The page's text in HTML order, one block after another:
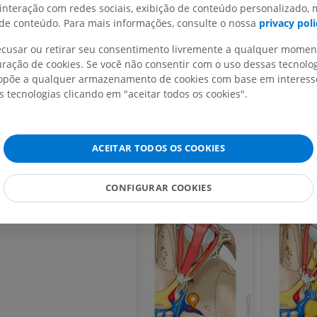
IRM do membro superior
IRM
IRM do ombro
PREMIUM
IRM
Membro
Radiografias
Radiografias
IRM do
PREMIUM
Ressonância
quadril
com redes sociais, exibição de conteúdo personalizado,
conteúdo. Para mais informações, consulte o nossa privacy
ou retirar seu consentimento livremente a qualquer
de cookies. Se você não consentir com o uso dessas
a qualquer armazenamento de cookies com base em
tecnologias clicando em "aceitar todos os cookies".
ACEITAR TODOS OS COOKIES
CONFIGURAR COOKIES